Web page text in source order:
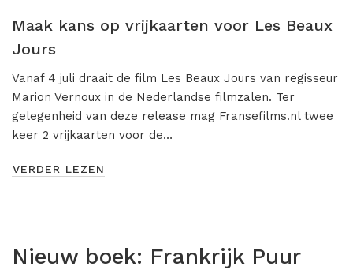
Misdaad
Musical
Romantische komedie
Thriller
Maak kans op vrijkaarten voor Les Beaux
Jours
Vanaf 4 juli draait de film Les Beaux Jours van regisseur
Marion Vernoux in de Nederlandse filmzalen. Ter
gelegenheid van deze release mag Fransefilms.nl twee
keer 2 vrijkaarten voor de…
VERDER LEZEN
Nieuw boek: Frankrijk Puur